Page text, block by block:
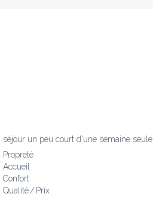
séjour un peu court d'une semaine
Propreté
Accueil
Confort
Qualité / Prix